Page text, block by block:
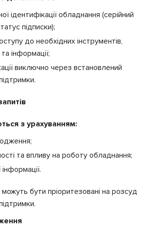
ідентифікації обладнання (серійний
підписки);
до необхідних інструментів,
інформації;
виключно через встановлений
з урахуванням:
та впливу на роботу обладнання;
можуть бути пріоритезовані на розсуд